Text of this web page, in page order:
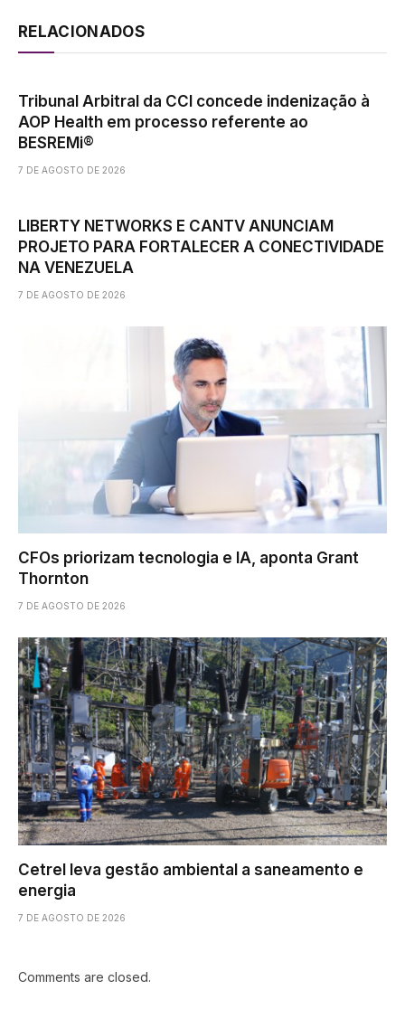
RELACIONADOS
Tribunal Arbitral da CCI concede indenização à
AOP Health em processo referente ao
BESREMi®
7 DE AGOSTO DE 2026
LIBERTY NETWORKS E CANTV ANUNCIAM
PROJETO PARA FORTALECER A CONECTIVIDADE
NA VENEZUELA
7 DE AGOSTO DE 2026
CFOs priorizam tecnologia e IA, aponta Grant
Thornton
7 DE AGOSTO DE 2026
Cetrel leva gestão ambiental a saneamento e
energia
7 DE AGOSTO DE 2026
Comments are closed.